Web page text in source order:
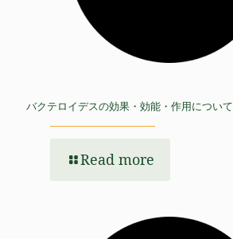
バクテロイデスの効果・効能・作用について
Read more